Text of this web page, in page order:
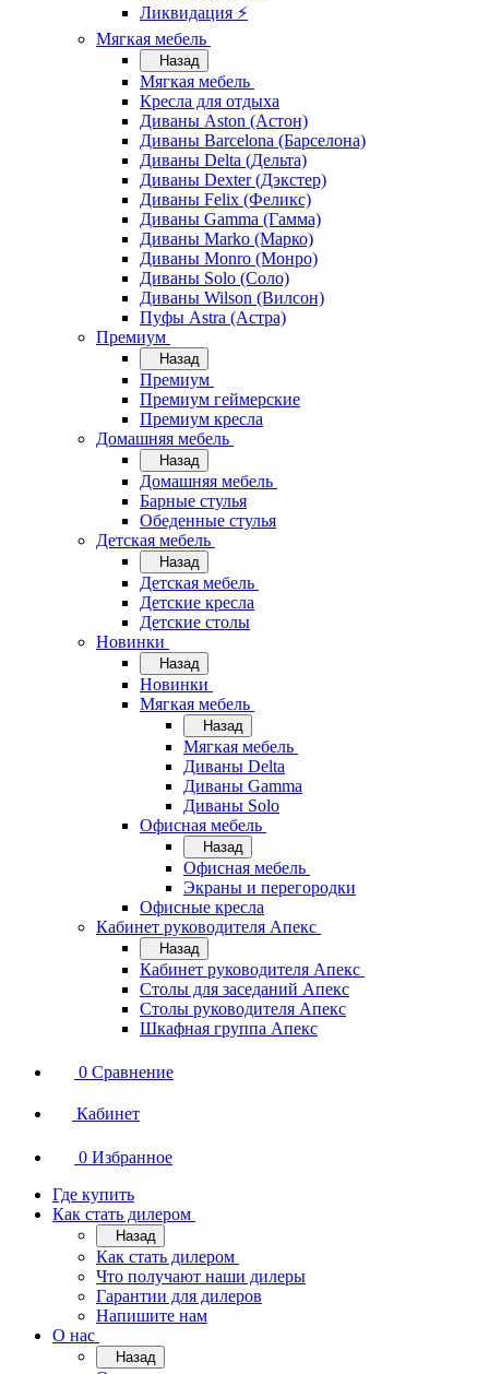
Ликвидация ⚡
Мягкая мебель
Назад
Мягкая мебель
Кресла для отдыха
Диваны Aston (Астон)
Диваны Barcelona (Барселона)
Диваны Delta (Дельта)
Диваны Dexter (Дэкстер)
Диваны Felix (Феликс)
Диваны Gamma (Гамма)
Диваны Marko (Марко)
Диваны Monro (Монро)
Диваны Solo (Соло)
Диваны Wilson (Вилсон)
Пуфы Astra (Астра)
Премиум
Назад
Премиум
Премиум геймерские
Премиум кресла
Домашняя мебель
Назад
Домашняя мебель
Барные стулья
Обеденные стулья
Детская мебель
Назад
Детская мебель
Детские кресла
Детские столы
Новинки
Назад
Новинки
Мягкая мебель
Назад
Мягкая мебель
Диваны Delta
Диваны Gamma
Диваны Solo
Офисная мебель
Назад
Офисная мебель
Экраны и перегородки
Офисные кресла
Кабинет руководителя Апекс
Назад
Кабинет руководителя Апекс
Столы для заседаний Апекс
Столы руководителя Апекс
Шкафная группа Апекс
0 Сравнение
Кабинет
0 Избранное
Где купить
Как стать дилером
Назад
Как стать дилером
Что получают наши дилеры
Гарантии для дилеров
Напишите нам
О нас
Назад